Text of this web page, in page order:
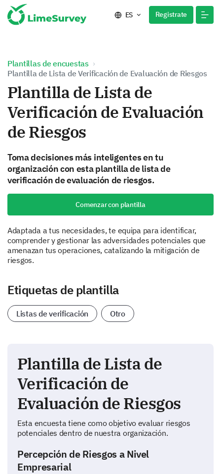
ES Registrate
Plantillas de encuestas
Plantilla de Lista de Verificación de Evaluación de Riesgos
Plantilla de Lista de
Verificación de Evaluación
de Riesgos
Toma decisiones más inteligentes en tu
organización con esta plantilla de lista de
verificación de evaluación de riesgos.
Comenzar con plantilla
Adaptada a tus necesidades, te equipa para identificar,
comprender y gestionar las adversidades potenciales que
amenazan tus operaciones, catalizando la mitigación de
riesgos.
Etiquetas de plantilla
Listas de verificación Otro
Plantilla de Lista de
Verificación de
Evaluación de Riesgos
Esta encuesta tiene como objetivo evaluar riesgos
potenciales dentro de nuestra organización.
Percepción de Riesgos a Nivel
Empresarial